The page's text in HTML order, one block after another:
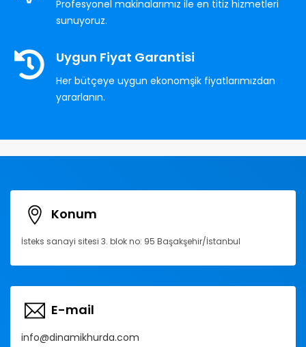
Profesyonel makinalarımız ile en titiz hizmetleri
sunuyoruz.
Uygun Fiyat Garantisi
Her bütçeye uygun ekonomşik fiyatlarımızdan
yararlanın.
Konum
İsteks sanayi sitesi 3. blok no: 95 Başakşehir/İstanbul
E-mail
info@dinamikhurda.com